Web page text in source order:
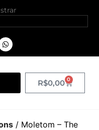
R$0,00 0
/ Moletom – The